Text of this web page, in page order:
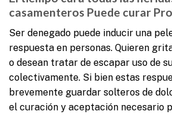
casamenteros Puede curar
Ser denegado puede inducir una
respuesta en personas. Quieren
o desean tratar de escapar uso de
colectivamente. Si bien estas
brevemente guardar solteros de
el curación y aceptación necesario